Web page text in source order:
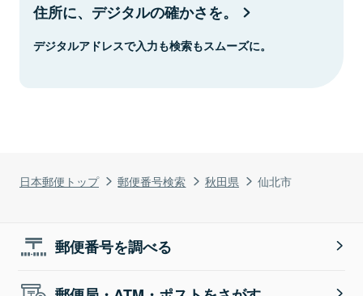
日本郵便トップ 郵便番号検索 秋田県 仙北市
住所に、デジタルの確かさを。
デジタルアドレスで入力も検索もスムーズに。
郵便番号を調べる